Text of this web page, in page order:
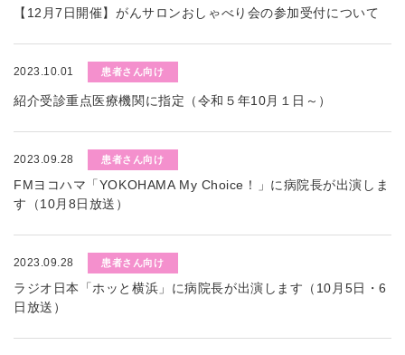
【12月7日開催】がんサロンおしゃべり会の参加受付について
2023.10.01 患者さん向け
紹介受診重点医療機関に指定（令和５年10月１日～）
2023.09.28 患者さん向け
FMヨコハマ「YOKOHAMA My Choice！」に病院長が出演しま
す（10月8日放送）
2023.09.28 患者さん向け
ラジオ日本「ホッと横浜」に病院長が出演します（10月5日・6
日放送）